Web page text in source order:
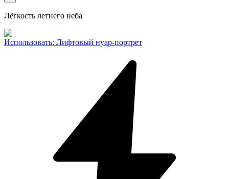
Лёгкость летнего неба
Использовать: Лифтовый нуар-портрет